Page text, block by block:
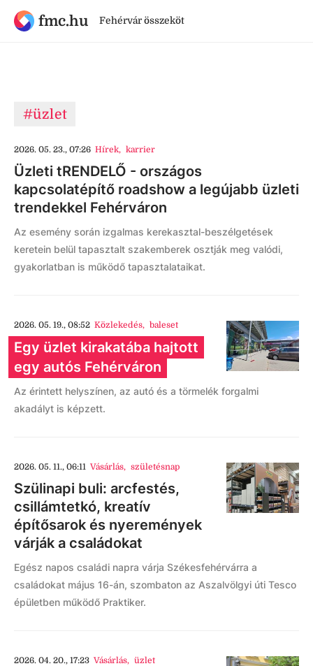
fmc.hu Fehérvár összeköt
#üzlet
2026. 05. 23., 07:26 Hírek, karrier
Üzleti tRENDELŐ - országos
kapcsolatépítő roadshow a legújabb üzleti
trendekkel Fehérváron
Az esemény során izgalmas kerekasztal-beszélgetések
keretein belül tapasztalt szakemberek osztják meg valódi,
gyakorlatban is működő tapasztalataikat.
2026. 05. 19., 08:52 Közlekedés, baleset
Egy üzlet kirakatába hajtott
egy autós Fehérváron
Az érintett helyszínen, az autó és a törmelék forgalmi
akadályt is képzett.
2026. 05. 11., 06:11 Vásárlás, születésnap
Szülinapi buli: arcfestés,
csillámtetkó, kreatív
építősarok és nyeremények
várják a családokat
Egész napos családi napra várja Székesfehérvárra a
családokat május 16-án, szombaton az Aszalvölgyi úti Tesco
épületben működő Praktiker.
2026. 04. 20., 17:23 Vásárlás, üzlet